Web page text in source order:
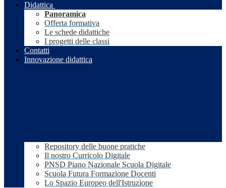
Didattica
Panoramica
Offerta formativa
Le schede didattiche
I progetti delle classi
Contatti
Innovazione didattica
Repository delle buone pratiche
Il nostro Curricolo Digitale
PNSD Piano Nazionale Scuola Digitale
Scuola Futura Formazione Docenti
Lo Spazio Europeo dell'Istruzione